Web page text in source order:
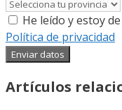
He leído y estoy
Política de privacidad
Enviar datos
Artículos